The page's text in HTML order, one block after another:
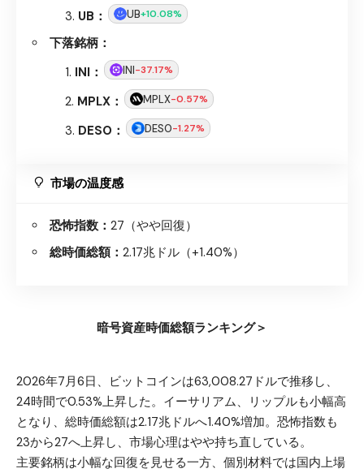
UB： UB+10.08%
下落銘柄：
INI：
INI-37.17%
MPLX： MPLX-0.57%
DESO： DESO-1.27%
市場の温度感
恐怖指数： 27（やや回復）
総時価総額： 2.17兆ドル（+1.40%）
暗号資産時価総額ランキング＞
2026年7月6日、ビットコインは63,008.27ドルで推移し、
24時間で0.53%上昇した。イーサリアム、リップルも小幅高
となり、総時価総額は2.17兆ドルへ1.40%増加。恐怖指数も
23から27へ上昇し、市場心理はやや持ち直している。
主要銘柄は小幅な回復を見せる一方、個別材料では国内上場